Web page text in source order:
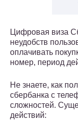
Цифровая виза
неудобств
оплачивать
номер, период
Не знаете, как
сбербанка с
сложностей.
действий: